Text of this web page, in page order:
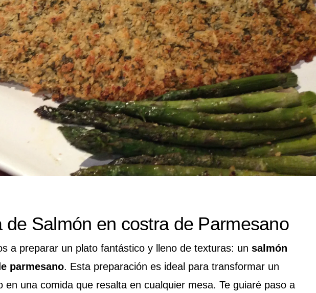
de Salmón en costra de Parmesano
a preparar un plato fantástico y lleno de texturas: un salmón
parmesano. Esta preparación es ideal para transformar un
en una comida que resalta en cualquier mesa. Te guiaré paso a